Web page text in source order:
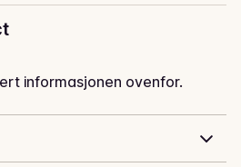
informasjonen ovenfor.